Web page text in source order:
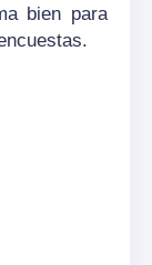
bien para